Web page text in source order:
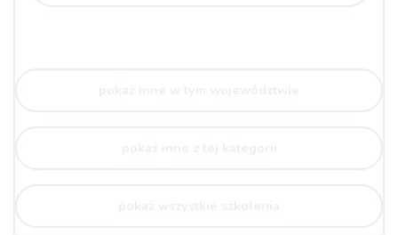
pokaż inne w tym województwie
pokaż inne z tej kategorii
pokaż wszystkie szkolenia